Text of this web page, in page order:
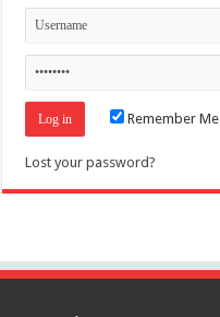
Remember Me
Lost your password?